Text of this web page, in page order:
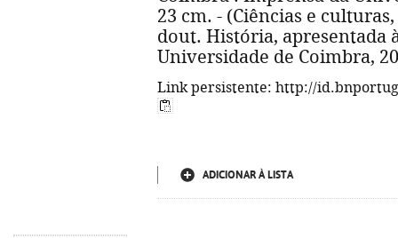
23 cm. - (Ciências e
dout. História, apresentada
Universidade de Coimbra,
Link persistente: http://
ADICIONAR À LISTA